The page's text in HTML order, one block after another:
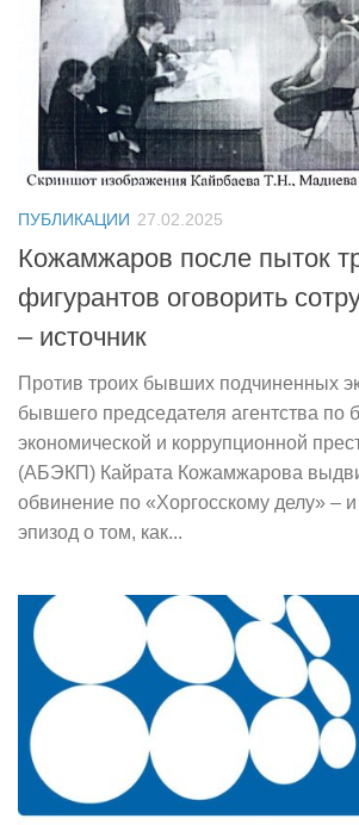
ПУБЛИКАЦИИ 27.02.2025
Кожамжаров после пыток
фигурантов оговорить
– источник
Против троих бывших подчиненных
бывшего председателя агентства по
экономической и коррупционной
(АБЭКП) Кайрата Кожамжарова
обвинение по «Хоргосскому делу» –
эпизод о том, как...